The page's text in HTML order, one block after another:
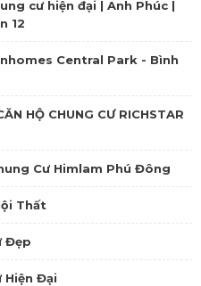
cư hiện đại | Anh Phúc |
12
Central Park - Bình
HỘ CHUNG CƯ RICHSTAR
Cư Himlam Phú Đông
Thất
Đẹp
Hiện Đại